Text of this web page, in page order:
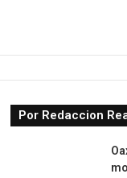
Por Redaccion